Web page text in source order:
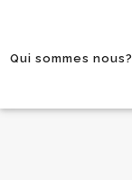
Qui sommes nous?